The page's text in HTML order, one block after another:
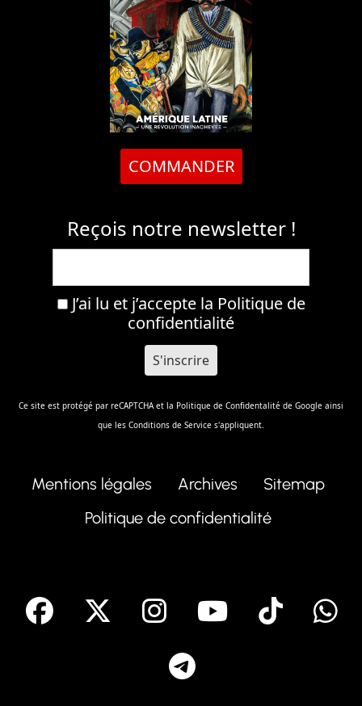
COMMANDER
Reçois notre newsletter !
J’ai lu et j’accepte la Politique de
confidentialité
Ce site est protégé par reCAPTCHA et la Politique de Confidentalité de Google ainsi
que les Conditions de Service s'appliquent.
Mentions légales Archives
Sitemap
Politique de confidentialité
facebook Instagram
Youtube
Tik